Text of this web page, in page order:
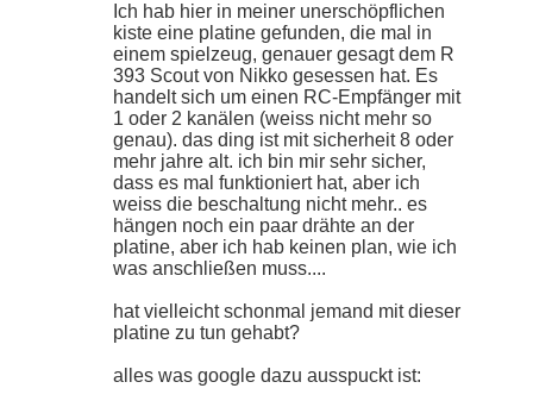
Ich hab hier in meiner unerschöpflichen
kiste eine platine gefunden, die mal in
einem spielzeug, genauer gesagt dem R
393 Scout von Nikko gesessen hat. Es
handelt sich um einen RC-Empfänger mit
1 oder 2 kanälen (weiss nicht mehr so
genau). das ding ist mit sicherheit 8 oder
mehr jahre alt. ich bin mir sehr sicher,
dass es mal funktioniert hat, aber ich
weiss die beschaltung nicht mehr.. es
hängen noch ein paar drähte an der
platine, aber ich hab keinen plan, wie ich
was anschließen muss....
hat vielleicht schonmal jemand mit dieser
platine zu tun gehabt?
alles was google dazu ausspuckt ist: